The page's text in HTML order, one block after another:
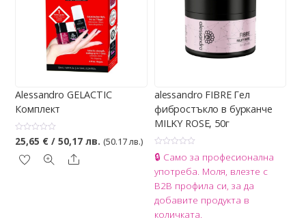
Alessandro GELACTIC
Комплект
О
ц
н
25,65 € / 50,17 лв.(50.17 лв.)
Share
alessandro FIBRE Гел
фибростъкло в бурканче
MILKY ROSE, 50г
О
ц
н
е
н
с
0
о
🔒 Само за професионална
употреба. Моля, влезте с
B2B профила си, за да
добавите продукта в
количката.